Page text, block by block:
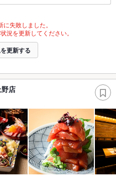
失敗しました。
況を更新してください。
更新する
店